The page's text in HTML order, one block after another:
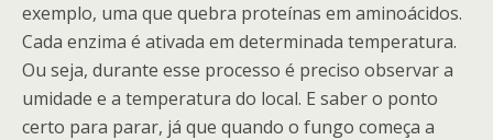
exemplo, uma que quebra proteínas em aminoácidos.
Cada enzima é ativada em determinada temperatura.
Ou seja, durante esse processo é preciso observar a
umidade e a temperatura do local. E saber o ponto
certo para parar, já que quando o fungo começa a